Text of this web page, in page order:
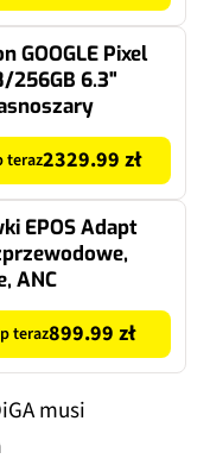
GOOGLE Pixel
256GB 6.3"
teraz2329.99 zł
EPOS Adapt
ANC
teraz899.99 zł
musi